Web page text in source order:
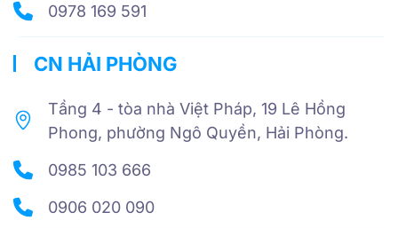
0978 169 591
CN HẢI PHÒNG
Tầng 4 - tòa nhà Việt Pháp, 19 Lê Hồng
Phong, phường Ngô Quyền, Hải Phòng.
0985 103 666
0906 020 090